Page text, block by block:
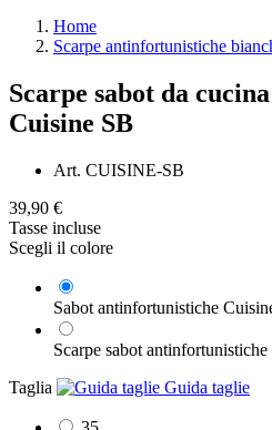
Home
Scarpe antinfortunistiche
Scarpe sabot da
Cuisine SB
Art. CUISINE-SB
39,90 €
Tasse incluse
Scegli il colore
Sabot antinfortunistiche
Scarpe sabot antinfortunistiche
Taglia
Guida taglie